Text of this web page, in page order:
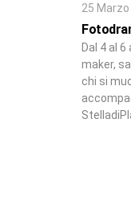
25
Dal 4 al
maker,
chi si